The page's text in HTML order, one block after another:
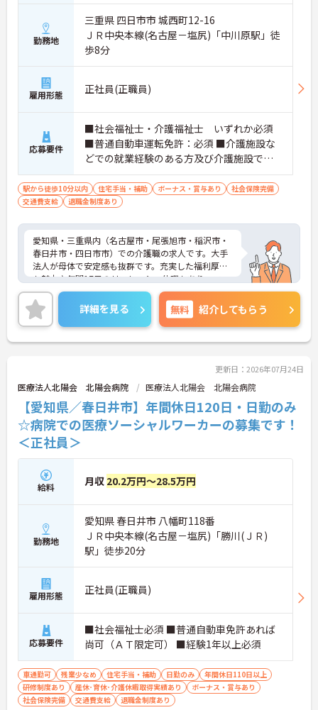
・月平均残業時間が少なく、年間17日のリフレッシ
ュ休暇も取得できる環境で、心身のゆとりを維持で
きます。
【手厚い資格取得支援や継続雇用制度で、将来の安
心感が得られます】
・勤務時間内で受講可能な資格取得サポートが整備
・65歳の定年後も70歳まで勤務可能な再雇用制度が
設けられており、一つの職場で安定して長く活躍し
続けることが可能です。
勤務地
三重県 四日市市 城西町12-16
ＪＲ中央本線(名古屋－塩尻)「中川原駅」徒
歩8分
雇用形態 正社員(正職員)
応募要件
■社会福祉士・介護福祉士 いずれか必須
■普通自動車運転免許：必須 ■介護施設な
どでの就業経験のある方及び介護施設での
夜勤経験が有る方
駅から徒歩10分以内 住宅手当・補助 ボーナス・賞与あり
社会保険完備
交通費支給
退職金制度あり
愛知県・三重県内（名古屋市・尾張旭市・稲沢市・
春日井市・四日市市）での介護職の求人です。大手
法人が母体で安定感も抜群です。充実した福利厚生
も魅力♪年間17日のリフレッシュ休暇もあり、ワー
クライフバランスを重視した働き方が叶います。ご
興味のある方には、面接対策ポイントなど、さらに
詳細をお話しいたしますのでお気軽にご相談くださ
い！
詳細を見る 無料 紹介してもらう
更新日：2026年07月24日
医療法人北陽会 北陽会病院 医療法人北陽会 北陽会病院
【愛知県／春日井市】年間休日120日・日勤のみ
☆病院での医療ソーシャルワーカーの募集です！
＜正社員＞
給料 月収 20.2万円～28.5万円
勤務地
愛知県 春日井市 八幡町118番
ＪＲ中央本線(名古屋－塩尻)「勝川(ＪＲ)
駅」徒歩20分
雇用形態 正社員(正職員)
応募要件
■社会福祉士必須 ■普通自動車免許あれば
尚可（ＡＴ限定可） ■経験1年以上必須
車通勤可 残業少なめ 住宅手当・補助 日勤のみ
年間休日110日以上
研修制度あり
産休･育休･介護休暇取得実績あり
ボーナス・賞与あり
社会保険完備
交通費支給 退職金制度あり